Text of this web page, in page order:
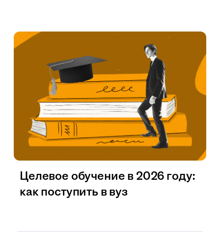
Целевое обучение в 2026 году:
как поступить в вуз